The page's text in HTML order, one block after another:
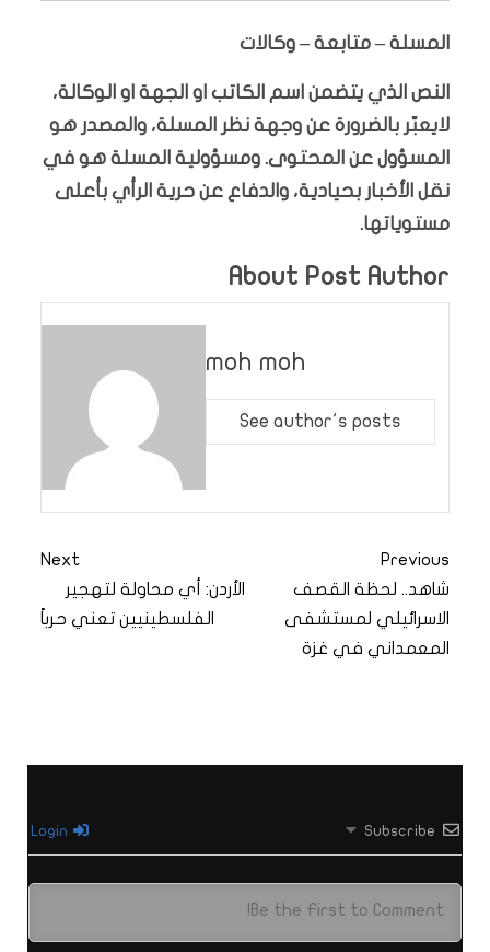
المسلة – متابعة – وكالات
النص الذي يتضمن اسم الكاتب او الجهة او الوكالة،
لايعبّر بالضرورة عن وجهة نظر المسلة، والمصدر هو
المسؤول عن المحتوى. ومسؤولية المسلة هو في
نقل الأخبار بحيادية، والدفاع عن حرية الرأي بأعلى
مستوياتها.
About Post Author
moh moh
See author's posts
Previous
شاهد.. لحظة القصف
الاسرائيلي لمستشفى
المعمداني في غزة
Next
الأردن: أي محاولة لتهجير
الفلسطينيين تعني حرباً
Subscribe